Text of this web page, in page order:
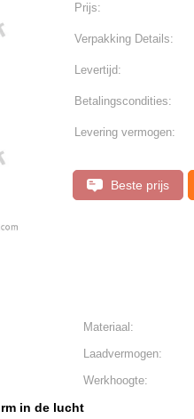
Prijs:
Verpakking Details:
Levertijd:
Betalingscondities:
Levering vermogen:
Beste prijs
Materiaal:
Laadvermogen:
Werkhoogte:
in de lucht